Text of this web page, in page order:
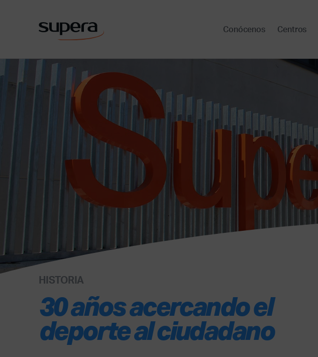
Conócenos Centros
HISTORIA
30 años acercando el
deporte al ciudadano